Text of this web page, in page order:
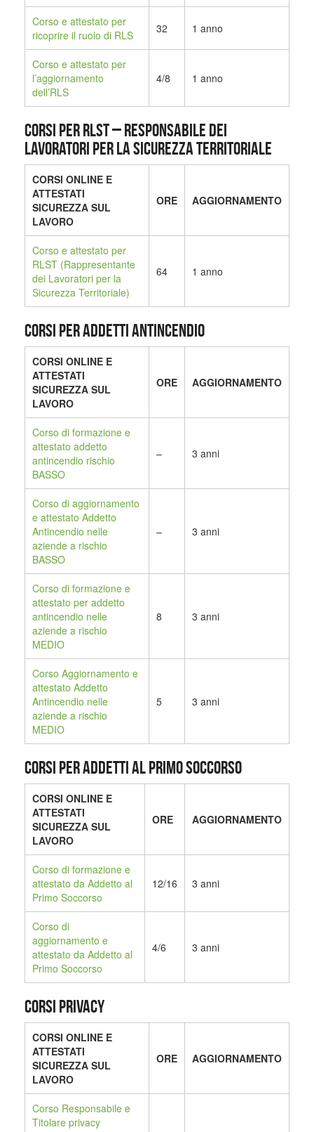
Corso e attestato per
ricoprire il ruolo di RLS
32 1 anno
Corso e attestato per
l’aggiornamento
dell’RLS
4/8 1 anno
CORSI PER RLST – Responsabile dei
Lavoratori per la Sicurezza Territoriale
CORSI ONLINE E
ATTESTATI
SICUREZZA SUL
LAVORO
ORE AGGIORNAMENTO
Corso e attestato per
RLST (Rappresentante
dei Lavoratori per la
Sicurezza Territoriale)
64 1 anno
CORSI PER ADDETTI ANTINCENDIO
CORSI ONLINE E
ATTESTATI
SICUREZZA SUL
LAVORO
ORE AGGIORNAMENTO
Corso di formazione e
attestato addetto
antincendio rischio
BASSO
– 3 anni
Corso di aggiornamento
e attestato Addetto
Antincendio nelle
aziende a rischio
BASSO
– 3 anni
Corso di formazione e
attestato per addetto
antincendio nelle
aziende a rischio
MEDIO
8 3 anni
Corso Aggiornamento e
attestato Addetto
Antincendio nelle
aziende a rischio
MEDIO
5 3 anni
CORSI PER ADDETTI AL PRIMO SOCCORSO
CORSI ONLINE E
ATTESTATI
SICUREZZA SUL
LAVORO
ORE AGGIORNAMENTO
Corso di formazione e
attestato da Addetto al
Primo Soccorso
12/16 3 anni
Corso di
aggiornamento e
attestato da Addetto al
Primo Soccorso
4/6 3 anni
CORSI PRIVACY
CORSI ONLINE E
ATTESTATI
SICUREZZA SUL
LAVORO
ORE AGGIORNAMENTO
Corso Responsabile e
Titolare privacy